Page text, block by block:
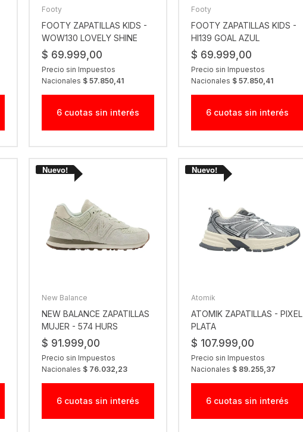
Footy
FOOTY ZAPATILLAS KIDS -
WOW130 LOVELY SHINE
ROSA
$ 69.999,00
Precio sin Impuestos
Nacionales $ 57.850,41
6 cuotas sin interés
Footy
FOOTY ZAPATILLAS KIDS -
HI139 GOAL AZUL
$ 69.999,00
Precio sin Impuestos
Nacionales $ 57.850,41
6 cuotas sin interés
New Balance
NEW BALANCE ZAPATILLAS
MUJER - 574 HURS
$ 91.999,00
Precio sin Impuestos
Nacionales $ 76.032,23
6 cuotas sin interés
Atomik
ATOMIK ZAPATILLAS - PIXEL
PLATA
$ 107.999,00
Precio sin Impuestos
Nacionales $ 89.255,37
6 cuotas sin interés